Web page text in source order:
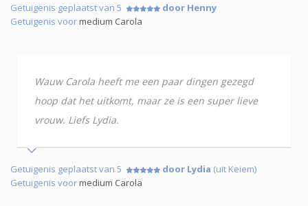
Getuigenis geplaatst van 5
door Henny
Getuigenis voormedium Carola
Wauw Carola heeft me een paar dingen gezegd
hoop dat het uitkomt, maar ze is een super lieve
vrouw. Liefs Lydia.
Getuigenis geplaatst van 5 door Lydia (uit Keiem)
Getuigenis voormedium Carola